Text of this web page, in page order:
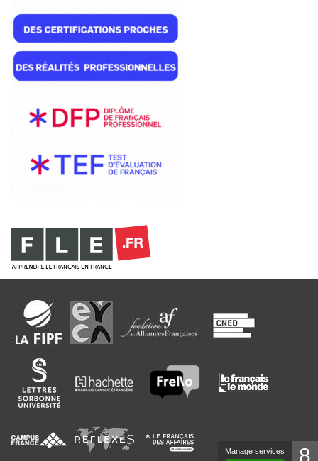
Manage services 8